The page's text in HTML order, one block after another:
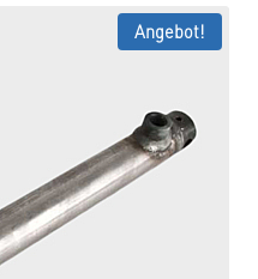
Angebot!